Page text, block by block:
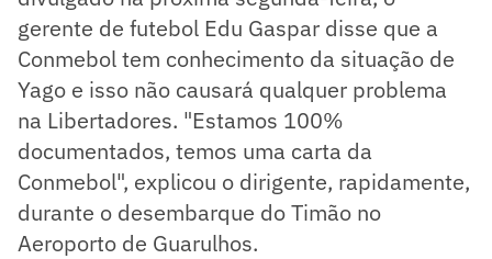
gerente de futebol Edu Gaspar disse que a
Conmebol tem conhecimento da situação de
Yago e isso não causará qualquer problema
na Libertadores. "Estamos 100%
documentados, temos uma carta da
Conmebol", explicou o dirigente, rapidamente,
durante o desembarque do Timão no
Aeroporto de Guarulhos.